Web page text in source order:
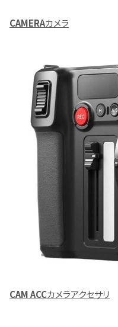
CAMERAカメラ
CAM ACCカメラアクセサリ